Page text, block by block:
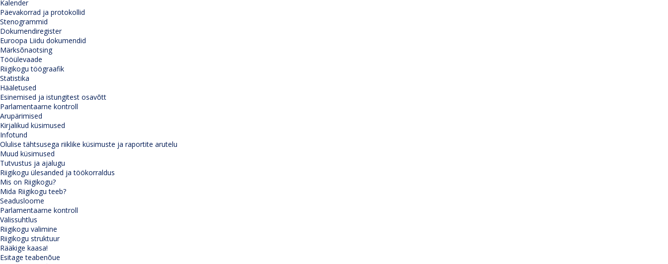
Kalender
Päevakorrad ja protokollid
Stenogrammid
Dokumendiregister
Euroopa Liidu dokumendid
Märksõnaotsing
Tööülevaade
Riigikogu töögraafik
Statistika
Hääletused
Esinemised ja istungitest osavõtt
Parlamentaarne kontroll
Arupärimised
Kirjalikud küsimused
Infotund
Olulise tähtsusega riiklike küsimuste ja raportite arutelu
Muud küsimused
Tutvustus ja ajalugu
Riigikogu ülesanded ja töökorraldus
Mis on Riigikogu?
Mida Riigikogu teeb?
Seadusloome
Parlamentaarne kontroll
Välissuhtlus
Riigikogu valimine
Riigikogu struktuur
Rääkige kaasa!
Esitage teabenõue